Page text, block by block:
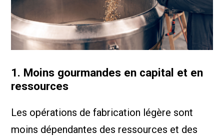
1. Moins gourmandes en capital et en
ressources
Les opérations de fabrication légère sont
moins dépendantes des ressources et des